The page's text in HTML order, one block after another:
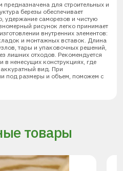
для строительных и
березы обеспечивает
удержание саморезов и чистую
рисунок легко принимает
внутренних элементов:
и монтажных вставок. Длина
тары и упаковочных решений,
лишних отходов. Рекомендуется
в ненесущих конструкциях, где
вид. При
под размеры и объем, поможем с
товары